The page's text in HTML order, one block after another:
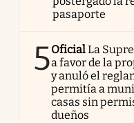
pasaporte
5OficialLa
a favor de la
y anuló el
permitía a
casas sin
dueños